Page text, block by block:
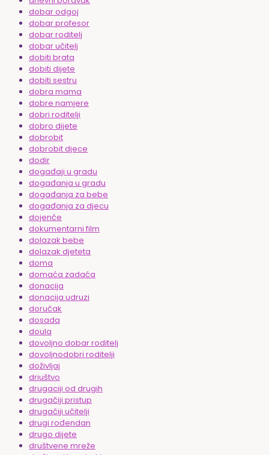
dobar odgoj
dobar profesor
dobar roditelj
dobar učitelj
dobiti brata
dobiti dijete
dobiti sestru
dobra mama
dobre namjere
dobri roditelji
dobro dijete
dobrobit
dobrobit djece
dodir
događaji u gradu
događanja u gradu
događanja za bebe
događanja za djecu
dojenče
dokumentarni film
dolazak bebe
dolazak djeteta
doma
domaća zadaća
donacija
donacija udruzi
doručak
dosada
doula
dovoljno dobar roditelj
dovoljnodobri roditelji
doživljaj
driuštvo
drugaciji od drugih
drugačiji pristup
drugačiji učitelji
drugi rođendan
drugo dijete
društvene mreže